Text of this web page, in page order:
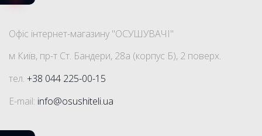
Офіс інтернет-магазину "ОСУШУВАЧІ"
м Київ, пр-т Ст. Бандери, 28а (корпус Б), 2 поверх.
тел. +38 044 225-00-15
E-mail: info@osushiteli.ua